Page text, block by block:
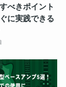
べきポイント
に実践できる